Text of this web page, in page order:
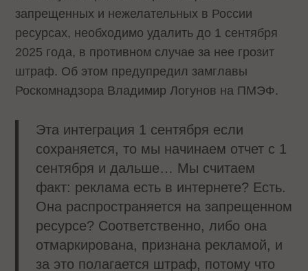
запрещенных и нежелательных в России
ресурсах, необходимо удалить до 1 сентября
2025 года, в противном случае за нее грозит
штраф. Об этом предупредил замглавы
Роскомнадзора Владимир Логунов на ПМЭФ.
Эта интеграция 1 сентября если
сохраняется, то мы начинаем отчет с 1
сентября и дальше… Мы считаем
факт: реклама есть в интернете? Есть.
Она распространяется на запрещенном
ресурсе? Соответственно, либо она
отмаркирована, признана рекламой, и
за это полагается штраф, потому что